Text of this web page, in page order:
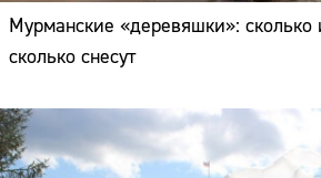
Мурманские «деревяшки»: сколько
сколько снесут